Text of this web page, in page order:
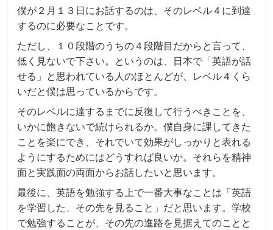
僕が２月１３日にお話するのは、そのレベル４に到達
するのに必要なことです。
ただし、１０段階のうちの４段階目だからと言って、
低く見ないで下さい。というのは、日本で「英語が話
せる」と思われている人のほとんどが、レベル４くら
いだと僕は思っているからです。
そのレベルに達するまでに反復して行うべきことを、
いかに飽きないで続けられるか。僕自身に課してきた
ことを楽にでき、それでいて効果がしっかりと表れる
ようにするためにはどうすれば良いか。それらを精神
面と実践面の両面からお話したいと思います。
最後に、英語を勉強する上で一番大事なことは「英語
を学習した、その先を見ること」だと思います。学校
で勉強することが、その先の進路を見据えてのことと